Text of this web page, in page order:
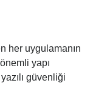
her uygulamanın
yapı
güvenliği